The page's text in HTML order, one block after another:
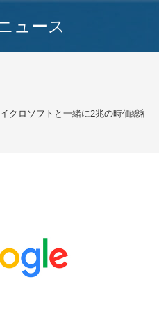
ュース
クロソフトと一緒に2兆の時価総額